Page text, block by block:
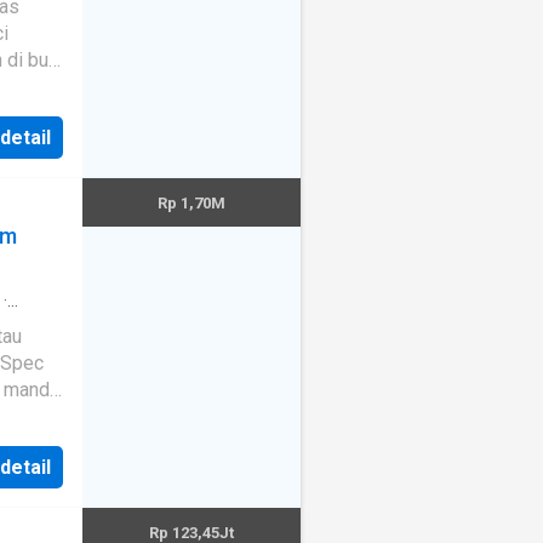
·
Rp
Rp 1,70M
Rp 123,45Jt